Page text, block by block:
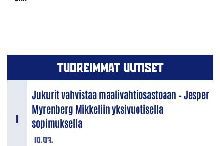
TUOREIMMAT UUTISET
10.07.
Jukurit vahvistaa maalivahtiosastoaan – Jesper
Myrenberg Mikkeliin yksivuotisella
sopimuksella